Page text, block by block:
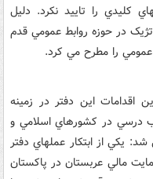
کليدي را تاييد نکرد. دليل
در حوزه روابط عمومي قدم
را مطرح مي کرد.
اقدامات اين دفتر در زمينه
درسي در کشورهاي اسلامي و
يکي از ابتکار عملهاي دفتر
تحت حمايت مالي عربستان در پاکستان